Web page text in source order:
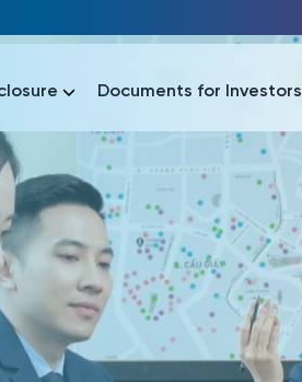
Popular
cáo tài chính Thông tin giao dịch
Documents for Investors
Popular
Báo cáo tài chính Thông tin giao dịch